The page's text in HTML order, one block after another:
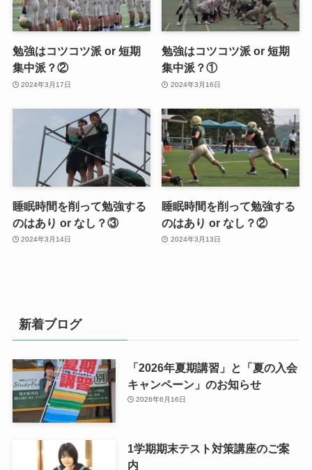
勉強はコツコツ派 or 短期
集中派？②
2024年3月17日
勉強はコツコツ派 or 短期
集中派？①
2024年3月16日
睡眠時間を削って勉強する
のはあり or なし？③
2024年3月14日
睡眠時間を削って勉強する
のはあり or なし？②
2024年3月13日
新着ブログ
「2026年夏期講習」と「夏の入会
キャンペーン」のお知らせ
2026年6月16日
1学期期末テスト対策講座のご案
内